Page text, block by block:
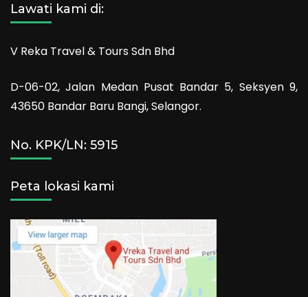
Lawati kami di:
V Reka Travel & Tours Sdn Bhd
D-06-02, Jalan Medan Pusat Bandar 5, Seksyen 9,
43650 Bandar Baru Bangi, Selangor.
No. KPK/LN: 5915
Peta lokasi kami